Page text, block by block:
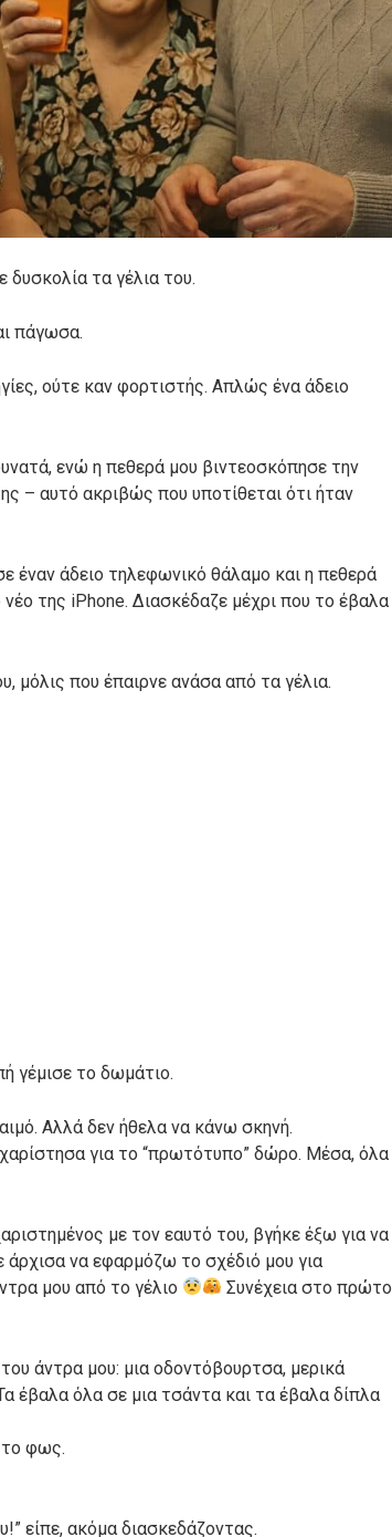
δυσκολία τα γέλια του.
πάγωσα.
ούτε καν φορτιστής. Απλώς ένα άδειο
ενώ η πεθερά μου βιντεοσκόπησε την
– αυτό ακριβώς που υποτίθεται ότι ήταν
έναν άδειο τηλεφωνικό θάλαμο και η πεθερά
της iPhone. Διασκέδαζε μέχρι που το έβαλα
μόλις που έπαιρνε ανάσα από τα γέλια.
γέμισε το δωμάτιο.
Αλλά δεν ήθελα να κάνω σκηνή.
για το “πρωτότυπο” δώρο. Μέσα, όλα
με τον εαυτό του, βγήκε έξω για να
άρχισα να εφαρμόζω το σχέδιό μου για
μου από το γέλιο
Συνέχεια στο πρώτο
άντρα μου: μια οδοντόβουρτσα, μερικά
έβαλα όλα σε μια τσάντα και τα έβαλα δίπλα
το φως.
είπε, ακόμα διασκεδάζοντας.